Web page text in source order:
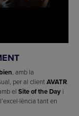
, amb la
per al clientAVATR.
el Site of the Day i
tant en